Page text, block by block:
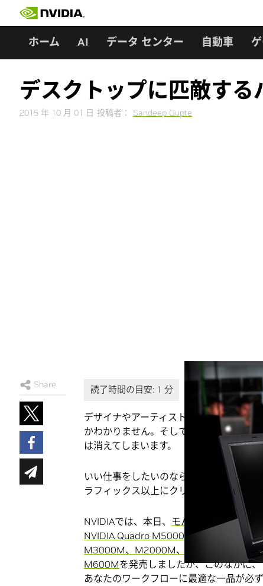
ホーム AI データ センター 自動車
デスクトップに匹敵す
2015 年 10 月 01 日 投稿者： Sandeep Gupte
Share
デザイナやアーティスト、アーキテクト
かわかりません。そして、そういうとき
は消えてしまいます。
いい仕事をしたいのなら、どこにいる場
ラフィックス以上にクリエイティブなパ
NVIDIAでは、本日、 モバイルGPUの
NVIDIA Quadro M5000M、M4000M、
M3000M、M2000M、M1000M、
M600Mを発売しましたが、このなかに、
あなたのワークフローに最適な一品が必ず